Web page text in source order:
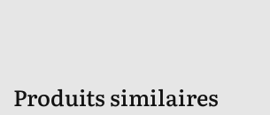
Produits similaires